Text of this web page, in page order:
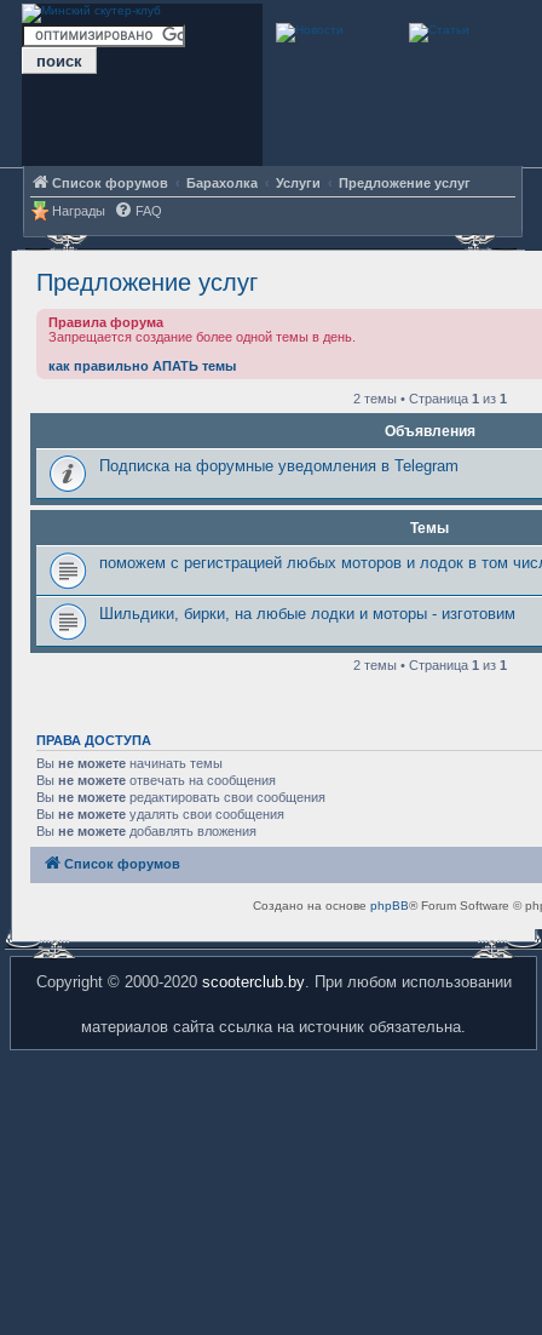
Список форумов Барахолка Услуги
Предложение услуг
Награды
FAQ
Предложение услуг
Правила форума
Запрещается создание более одной темы в день.
как правильно АПАТЬ темы
2 темы • Страница 1 из 1
Объявления
Подписка на форумные уведомления в Telegram
Темы
поможем с регистрацией любых моторов и лодок в том
Шильдики, бирки, на любые лодки и моторы - изготовим
2 темы • Страница 1 из 1
ПРАВА ДОСТУПА
Вы не можете начинать темы
Вы не можете отвечать на сообщения
Вы не можете редактировать свои сообщения
Вы не можете удалять свои сообщения
Вы не можете добавлять вложения
Список форумов
Создано на основе phpBB® Forum Software ©
Copyright © 2000-2020 scooterclub.by. При любом использовании
материалов сайта ссылка на источник обязательна.